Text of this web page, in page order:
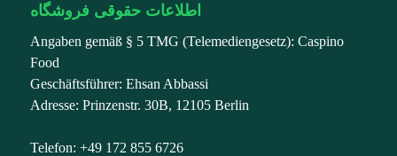
اطلاعات حقوقی فروشگاه
Angaben gemäß § 5 TMG (Telemediengesetz): Caspino
Food
Geschäftsführer: Ehsan Abbassi
Adresse: Prinzenstr. 30B, 12105 Berlin
Telefon: +49 172 855 6726